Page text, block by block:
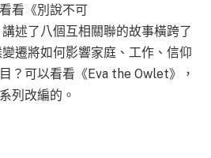
看《別說不可
述了八個互相關聯的故事橫跨了
遷將如何影響家庭、工作、信仰
？可以看看《Eva the Owlet》，
列改編的。